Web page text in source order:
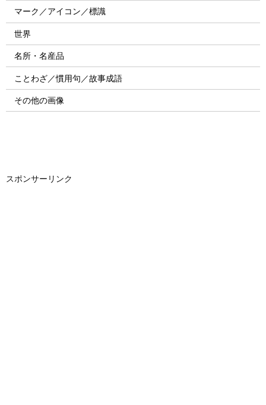
マーク／アイコン／標識
世界
名所・名産品
ことわざ／慣用句／故事成語
その他の画像
スポンサーリンク